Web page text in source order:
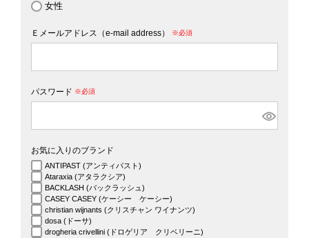
女性
Ｅメールアドレス（e-mail address）
(必須)
パスワード
(必須)
お気に入りのブランド
ANTIPAST (アンティパスト)
Ataraxia (アタラクシア)
BACKLASH (バックラッシュ)
CASEY CASEY (ケーシー ケーシー)
christian wijnants (クリスチャン ワイナンツ)
dosa (ドーサ)
drogheria crivellini (ドロゲリア クリベリーニ)